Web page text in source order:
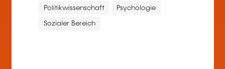
Politikwissenschaft Psychologie
Sozialer Bereich